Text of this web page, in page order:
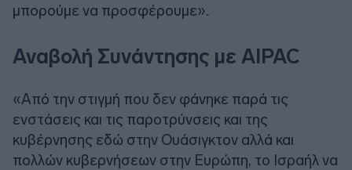
μπορούμε να προσφέρουμε».
Αναβολή Συνάντησης με AIPAC
«Από την στιγμή που δεν φάνηκε παρά τις
ενστάσεις και τις παροτρύνσεις και της
κυβέρνησης εδώ στην Ουάσιγκτον αλλά και
πολλών κυβερνήσεων στην Ευρώπη, το Ισραήλ να